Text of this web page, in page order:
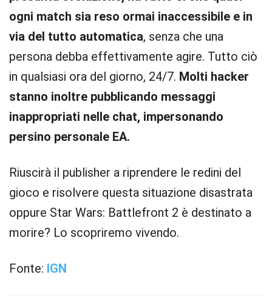
ogni match sia reso ormai inaccessibile e in
via del tutto automatica, senza che una
persona debba effettivamente agire. Tutto ciò
in qualsiasi ora del giorno, 24/7. Molti hacker
stanno inoltre pubblicando messaggi
inappropriati nelle chat, impersonando
persino personale EA.
Riuscirà il publisher a riprendere le redini del
gioco e risolvere questa situazione disastrata
oppure Star Wars: Battlefront 2 è destinato a
morire? Lo scopriremo vivendo.
Fonte: IGN